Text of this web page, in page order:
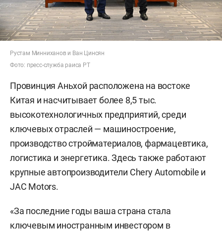
Рустам Минниханов и Ван Цинсян
Фото: пресс-служба раиса РТ
Провинция Аньхой расположена на востоке
Китая и насчитывает более 8,5 тыс.
высокотехнологичных предприятий, среди
ключевых отраслей — машиностроение,
производство стройматериалов, фармацевтика,
логистика и энергетика. Здесь также работают
крупные автопроизводители Chery Automobile и
JAC Motors.
«За последние годы ваша страна стала
ключевым иностранным инвестором в